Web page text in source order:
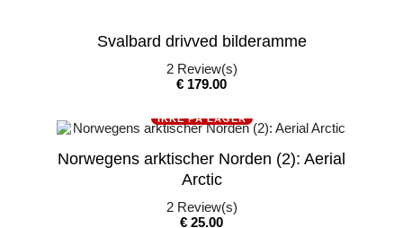
Svalbard drivved bilderamme
2Review(s)
Pris
€ 179.00
IKKE PÅ LAGER
Norwegens arktischer Norden (2): Aerial
Arctic
2Review(s)
Pris
€ 25.00